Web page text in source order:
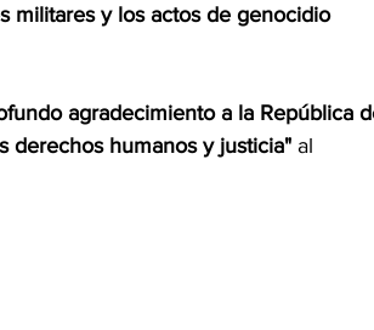
militares y los actos de genocidio
agradecimiento a la República
derechos humanos y justicia" al